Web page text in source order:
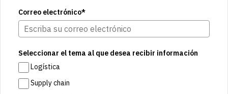
Correo electrónico*
Seleccionar el tema al que desea recibir información
Logística
Supply chain